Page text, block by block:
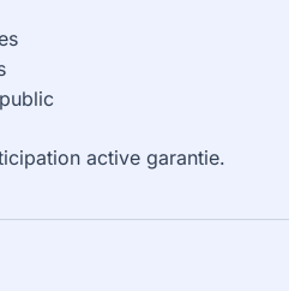
active garantie.